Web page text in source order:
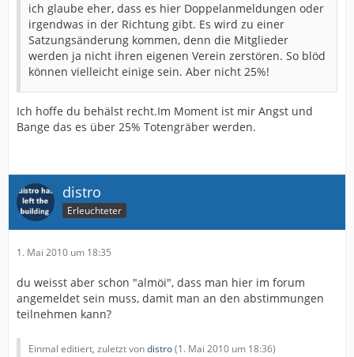
ich glaube eher, dass es hier Doppelanmeldungen oder
irgendwas in der Richtung gibt. Es wird zu einer
Satzungsänderung kommen, denn die Mitglieder
werden ja nicht ihren eigenen Verein zerstören. So blöd
können vielleicht einige sein. Aber nicht 25%!
Ich hoffe du behälst recht.Im Moment ist mir Angst und
Bange das es über 25% Totengräber werden.
distro
Erleuchteter
1. Mai 2010 um 18:35
du weisst aber schon "almöi", dass man hier im forum
angemeldet sein muss, damit man an den abstimmungen
teilnehmen kann?
Einmal editiert, zuletzt vondistro(1. Mai 2010 um 18:36)